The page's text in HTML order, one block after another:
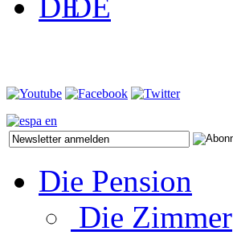
Die Pension
Die Zimmer